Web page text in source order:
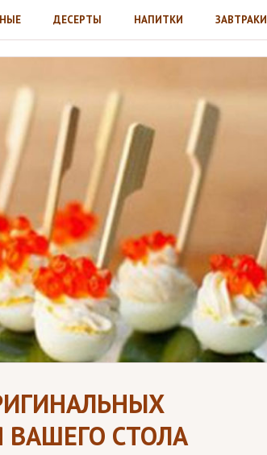
ДЕСЕРТЫ НАПИТКИ ЗАВТРАКИ
СТОЛА